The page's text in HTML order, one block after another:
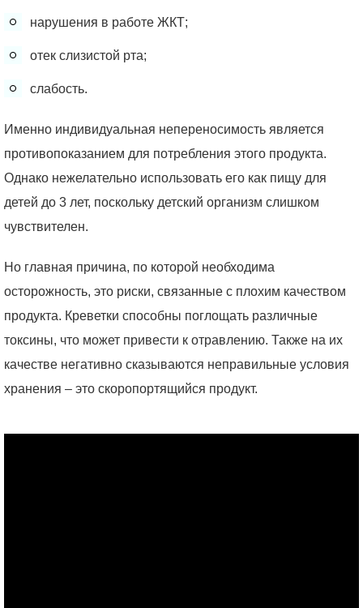
нарушения в работе ЖКТ;
отек слизистой рта;
слабость.
Именно индивидуальная непереносимость является
противопоказанием для потребления этого продукта.
Однако нежелательно использовать его как пищу для
детей до 3 лет, поскольку детский организм слишком
чувствителен.
Но главная причина, по которой необходима
осторожность, это риски, связанные с плохим качеством
продукта. Креветки способны поглощать различные
токсины, что может привести к отравлению. Также на их
качестве негативно сказываются неправильные условия
хранения – это скоропортящийся продукт.